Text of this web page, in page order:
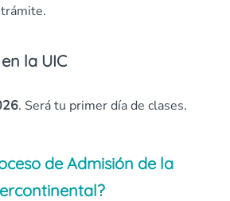
la UIC
. Será tu primer día de clases.
de Admisión de la